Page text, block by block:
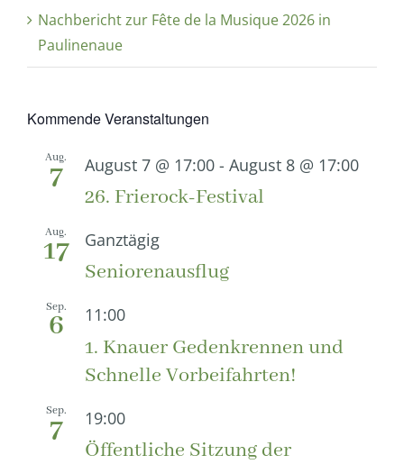
Nachbericht zur Fête de la Musique 2026 in
Paulinenaue
Kommende Veranstaltungen
Aug.
7 August 7 @ 17:00 - August 8 @ 17:00
26. Frierock-Festival
Aug.
17 Ganztägig
Seniorenausflug
Sep.
6 11:00
1. Knauer Gedenkrennen und
Schnelle Vorbeifahrten!
Sep.
7 19:00
Öffentliche Sitzung der